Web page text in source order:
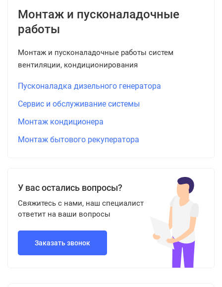
Монтаж и пусконаладочные
работы
Монтаж и пусконаладочные работы систем
вентиляции, кондиционирования
Пусконаладка дизельного генератора
Сервис и обслуживание системы
Монтаж кондиционера
Монтаж бытового рекуператора
У вас остались вопросы?
Свяжитесь с нами, наш специалист
ответит на ваши вопросы
Заказать звонок